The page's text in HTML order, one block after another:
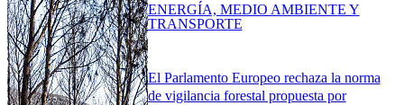
El Parlamento Europeo rechaza la norma
de vigilancia forestal propuesta por
ENERGÍA, MEDIO AMBIENTE Y
TRANSPORTE